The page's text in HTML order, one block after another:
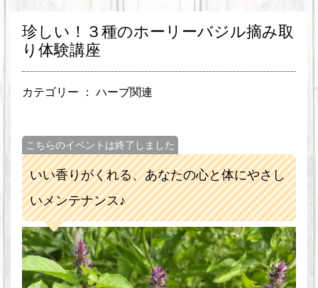
珍しい！３種のホーリーバジル摘み取
り体験講座
カテゴリー ： ハーブ関連
こちらのイベントは終了しました
いい香りがくれる、あなたの心と体にやさし
いメンテナンス♪